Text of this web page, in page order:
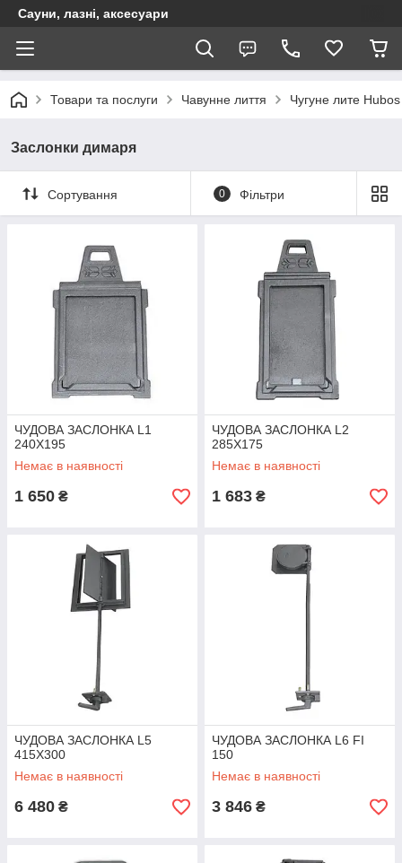
Сауни, лазні, аксесуари
Товари та послуги Чавунне лиття Чугуне лите Hubos
Заслонки димаря
Сортування 0 Фільтри
ЧУДОВА ЗАСЛОНКА L1
240X195
Немає в наявності
1 650 ₴
ЧУДОВА ЗАСЛОНКА L2
285X175
Немає в наявності
1 683 ₴
ЧУДОВА ЗАСЛОНКА L5
415X300
Немає в наявності
6 480 ₴
ЧУДОВА ЗАСЛОНКА L6 FI
150
Немає в наявності
3 846 ₴